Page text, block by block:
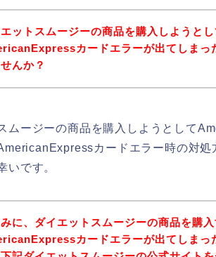
ットスムージーの商品を購入しようとし
カードエラーが出てしまっ
んか？
ムージーの商品を購入しようとして
カードエラー時の対
いです。
に、ダイエットスムージーの商品を購
カードエラーが出てしまっ